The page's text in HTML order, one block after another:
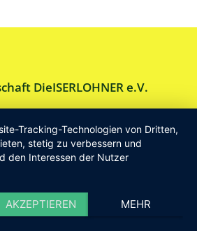
DieISERLOHNER e.V.
02371-9748599
Satzung Impressum
Tracking-Technologien von Dritten,
stetig zu verbessern und
den Interessen der Nutzer
AKZEPTIEREN MEHR